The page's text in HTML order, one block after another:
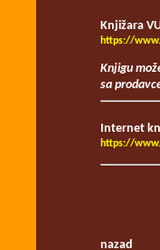
Knjižara
https://
Knjigu
sa
Internet
https://
nazad